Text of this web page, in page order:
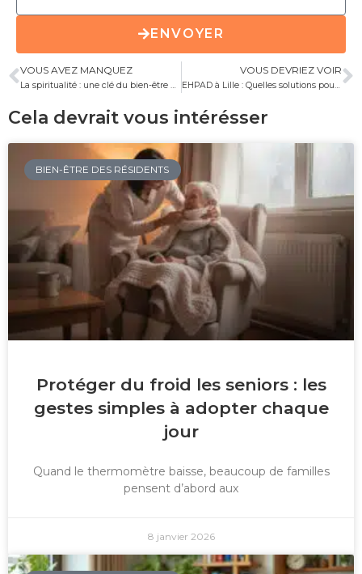
ENVOYER
VOUS AVEZ MANQUEZ
La spiritualité : une clé du bien-être en EHPAD ?
VOUS DEVRIEZ VOIR
EHPAD à Lille : Quelles solutions pour améliorer le bien-être des personnes âgées ?
Cela devrait vous intérésser
BIEN-ÊTRE DES RÉSIDENTS
Protéger du froid les seniors : les
gestes simples à adopter chaque
jour
Quand le thermomètre baisse, beaucoup de familles
pensent d’abord aux
8 janvier 2026